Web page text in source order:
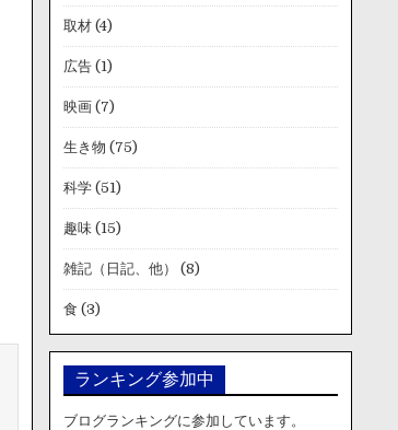
取材(4)
広告(1)
映画(7)
生き物 (75)
科学(51)
趣味(15)
雑記（日記、他） (8)
食 (3)
ランキング参加中
ブログランキングに参加しています。